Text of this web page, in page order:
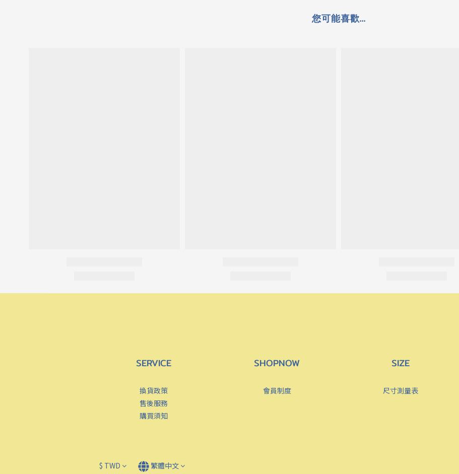
您可能喜歡...
SERVICE
換貨政策
售後服務
購買須知
SHOPNOW
會員制度
SIZE
尺寸測量表
$ TWD 繁體中文